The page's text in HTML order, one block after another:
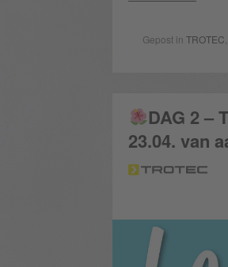
Gepost in TROTEC
DAG 2 –
23.04. van